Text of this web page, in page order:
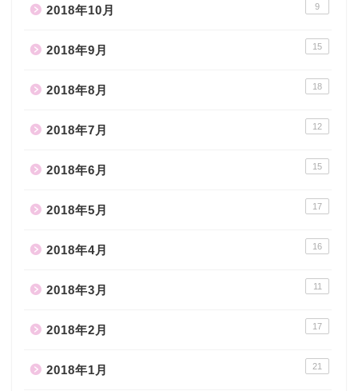
2018年10月 9
2018年9月 15
2018年8月 18
2018年7月 12
2018年6月 15
2018年5月 17
2018年4月 16
2018年3月 11
2018年2月 17
2018年1月 21